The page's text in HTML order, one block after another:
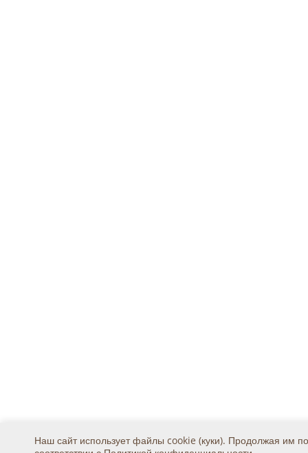
Наш сайт использует файлы cookie (куки). Продолжая им